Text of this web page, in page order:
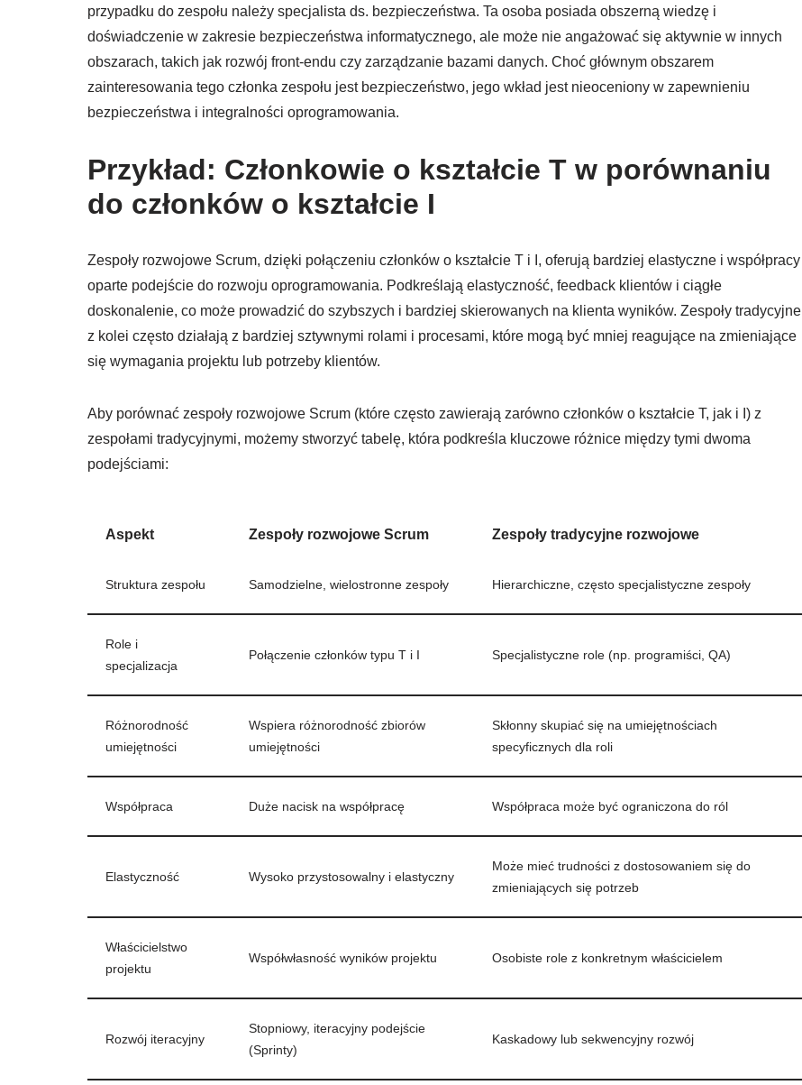
przypadku do zespołu należy specjalista ds. bezpieczeństwa. Ta osoba posiada obszerną wiedzę i
doświadczenie w zakresie bezpieczeństwa informatycznego, ale może nie angażować się aktywnie w innych
obszarach, takich jak rozwój front-endu czy zarządzanie bazami danych. Choć głównym obszarem
zainteresowania tego członka zespołu jest bezpieczeństwo, jego wkład jest nieoceniony w zapewnieniu
bezpieczeństwa i integralności oprogramowania.
Przykład: Członkowie o kształcie T w porównaniu
do członków o kształcie I
Zespoły rozwojowe Scrum, dzięki połączeniu członków o kształcie T i I, oferują bardziej elastyczne i współpracy
oparte podejście do rozwoju oprogramowania. Podkreślają elastyczność, feedback klientów i ciągłe
doskonalenie, co może prowadzić do szybszych i bardziej skierowanych na klienta wyników. Zespoły tradycyjne
z kolei często działają z bardziej sztywnymi rolami i procesami, które mogą być mniej reagujące na zmieniające
się wymagania projektu lub potrzeby klientów.
Aby porównać zespoły rozwojowe Scrum (które często zawierają zarówno członków o kształcie T, jak i I) z
zespołami tradycyjnymi, możemy stworzyć tabelę, która podkreśla kluczowe różnice między tymi dwoma
podejściami:
Aspekt Zespoły rozwojowe Scrum Zespoły tradycyjne rozwojowe
Struktura zespołu Samodzielne, wielostronne zespoły Hierarchiczne, często specjalistyczne zespoły
Role i
specjalizacja
Połączenie członków typu T i I Specjalistyczne role (np. programiści, QA)
Różnorodność
umiejętności
Wspiera różnorodność zbiorów
umiejętności
Skłonny skupiać się na umiejętnościach
specyficznych dla roli
Współpraca Duże nacisk na współpracę Współpraca może być ograniczona do ról
Elastyczność Wysoko przystosowalny i elastyczny
Może mieć trudności z dostosowaniem się do
zmieniających się potrzeb
Właścicielstwo
projektu
Współwłasność wyników projektu Osobiste role z konkretnym właścicielem
Rozwój iteracyjny
Stopniowy, iteracyjny podejście
(Sprinty)
Kaskadowy lub sekwencyjny rozwój